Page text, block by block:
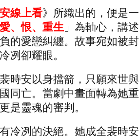
線上看》所織出的，便是一
愛、恨、重生 」為軸心，講述
的愛戀糾纏。故事宛如被封
冽卻耀眼。
時安以身擋箭，只願來世與
同亡。當劇中畫面轉為她重
靈魂的審判。
冷冽的決絕。她成全裴時安